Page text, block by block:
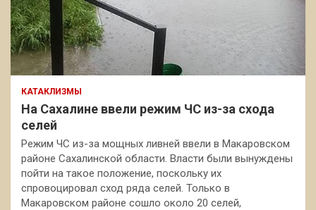
КАТАКЛИЗМЫ
На Сахалине ввели режим ЧС из-за схода
селей
Режим ЧС из-за мощных ливней ввели в Макаровском
районе Сахалинской области. Власти были вынуждены
пойти на такое положение, поскольку их
спровоцировал сход ряда селей. Только в
Макаровском районе сошло около 20 селей,